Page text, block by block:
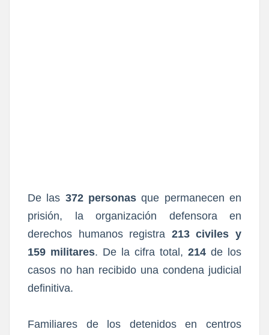
De las 372 personas que permanecen en
prisión, la organización defensora en
derechos humanos registra 213 civiles y
159 militares. De la cifra total, 214 de los
casos no han recibido una condena judicial
definitiva.
Familiares de los detenidos en centros